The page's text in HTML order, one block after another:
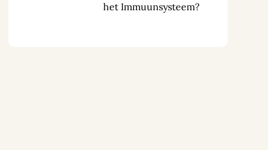
het Immuunsysteem?